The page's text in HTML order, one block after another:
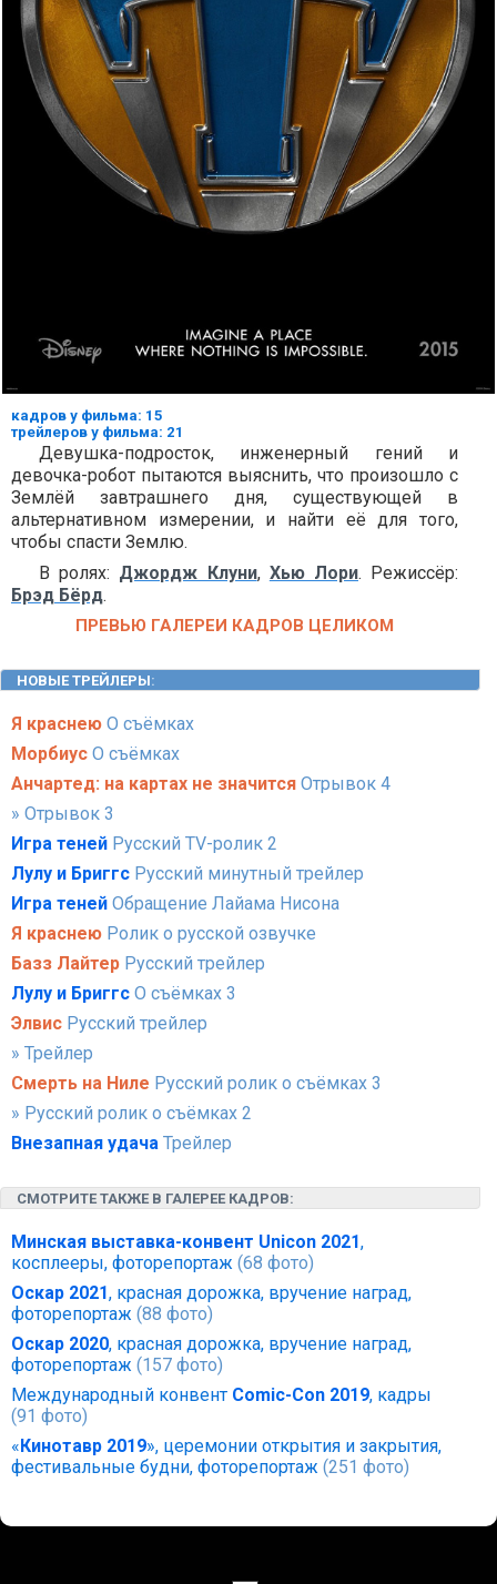
кадров у фильма: 15
трейлеров у фильма: 21
Девушка-подросток, инженерный гений и
девочка-робот пытаются выяснить, что произошло с
Землёй завтрашнего дня, существующей в
альтернативном измерении, и найти её для того,
чтобы спасти Землю.
В ролях: Джордж Клуни, Хью Лори. Режиссёр:
Брэд Бёрд.
ПРЕВЬЮ ГАЛЕРЕИ КАДРОВ ЦЕЛИКОМ
НОВЫЕ ТРЕЙЛЕРЫ:
Я краснею О съёмках
Морбиус О съёмках
Анчартед: на картах не значится Отрывок 4
» Отрывок 3
Игра теней Русский TV-ролик 2
Лулу и Бриггс Русский минутный трейлер
Игра теней Обращение Лайама Нисона
Я краснею Ролик о русской озвучке
Базз Лайтер Русский трейлер
Лулу и Бриггс О съёмках 3
Элвис Русский трейлер
» Трейлер
Смерть на Ниле Русский ролик о съёмках 3
» Русский ролик о съёмках 2
Внезапная удача Трейлер
СМОТРИТЕ ТАКЖЕ В ГАЛЕРЕЕ КАДРОВ:
Минская выставка-конвент Unicon 2021,
косплееры, фоторепортаж (68 фото)
Оскар 2021, красная дорожка, вручение наград,
фоторепортаж (88 фото)
Оскар 2020, красная дорожка, вручение наград,
фоторепортаж (157 фото)
Международный конвент Comic-Con 2019, кадры
(91 фото)
«Кинотавр 2019», церемонии открытия и закрытия,
фестивальные будни, фоторепортаж (251 фото)